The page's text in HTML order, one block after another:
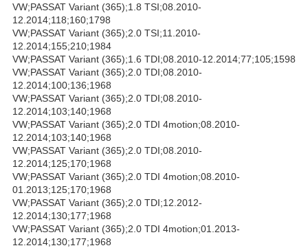
VW;PASSAT Variant (365);1.8 TSI;08.2010-
12.2014;118;160;1798
VW;PASSAT Variant (365);2.0 TSI;11.2010-
12.2014;155;210;1984
VW;PASSAT Variant (365);1.6 TDI;08.2010-12.2014;77;105;1598
VW;PASSAT Variant (365);2.0 TDI;08.2010-
12.2014;100;136;1968
VW;PASSAT Variant (365);2.0 TDI;08.2010-
12.2014;103;140;1968
VW;PASSAT Variant (365);2.0 TDI 4motion;08.2010-
12.2014;103;140;1968
VW;PASSAT Variant (365);2.0 TDI;08.2010-
12.2014;125;170;1968
VW;PASSAT Variant (365);2.0 TDI 4motion;08.2010-
01.2013;125;170;1968
VW;PASSAT Variant (365);2.0 TDI;12.2012-
12.2014;130;177;1968
VW;PASSAT Variant (365);2.0 TDI 4motion;01.2013-
12.2014;130;177;1968